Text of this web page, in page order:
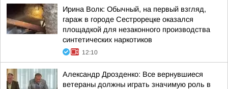
Ирина Волк: Обычный, на первый взгляд,
гараж в городе Сестрорецке оказался
площадкой для незаконного производства
синтетических наркотиков
12:10
Александр Дрозденко: Все вернувшиеся
ветераны должны играть значимую роль в